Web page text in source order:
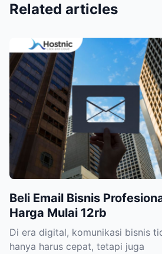
Related articles
Beli Email Bisnis
Harga Mulai 12rb
Di era digital, komunikasi bisnis
hanya harus cepat, tetapi juga